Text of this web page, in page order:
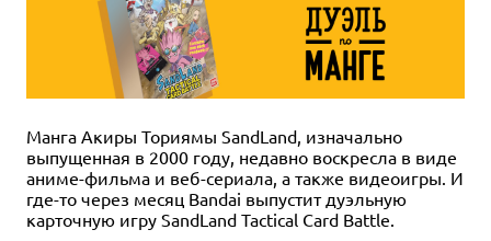
Манга Акиры Ториямы SandLand, изначально
выпущенная в 2000 году, недавно воскресла в виде
аниме-фильма и веб-сериала, а также видеоигры. И
где-то через месяц Bandai выпустит дуэльную
карточную игру SandLand Tactical Card Battle.